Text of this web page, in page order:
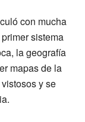
con mucha
sistema
la geografía
mapas de la
y se